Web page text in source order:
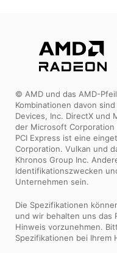
© AMD und das AMD-
Kombinationen davon
Devices, Inc. DirectX und
der Microsoft Corporation
PCI Express ist eine
Corporation. Vulkan und
Khronos Group Inc.
Identifikationszwecken
Unternehmen sein.
Die Spezifikationen
und wir behalten uns das
Hinweis vorzunehmen.
Spezifikationen bei Ihrem